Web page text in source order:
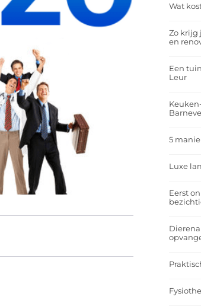
Wat
Zo krijg
en
Een
Leur
5
Luxe
Eerst